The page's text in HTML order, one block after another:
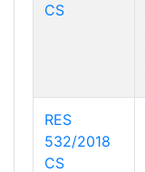
CS
RES
532/2018
CS